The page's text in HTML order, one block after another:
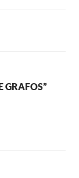
GRAFOS”